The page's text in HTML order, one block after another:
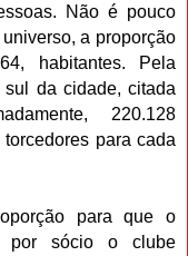
Não é pouco
a proporção
habitantes. Pela
da cidade, citada
220.128
para cada
para que o
por sócio o clube